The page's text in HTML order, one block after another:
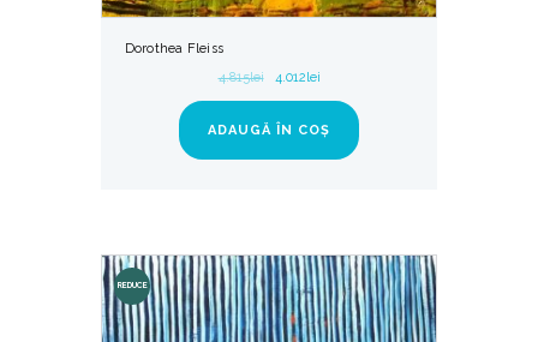
Dorothea Fleiss
4.815lei 4.012lei
ADAUGĂ ÎN COȘ
REDUCE
RI!